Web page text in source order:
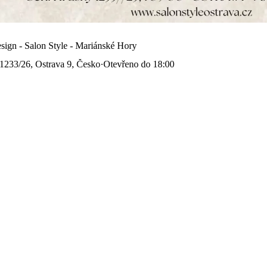
- Salon Style - Mariánské Hory
26, Ostrava 9, Česko·Otevřeno do 18:00